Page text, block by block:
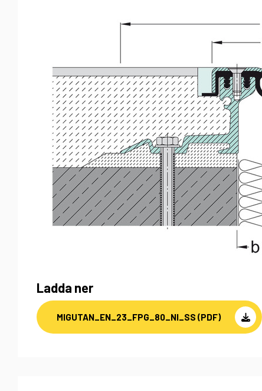
Ladda ner
MIGUTAN_EN_23_FPG_80_NI_SS (PDF)